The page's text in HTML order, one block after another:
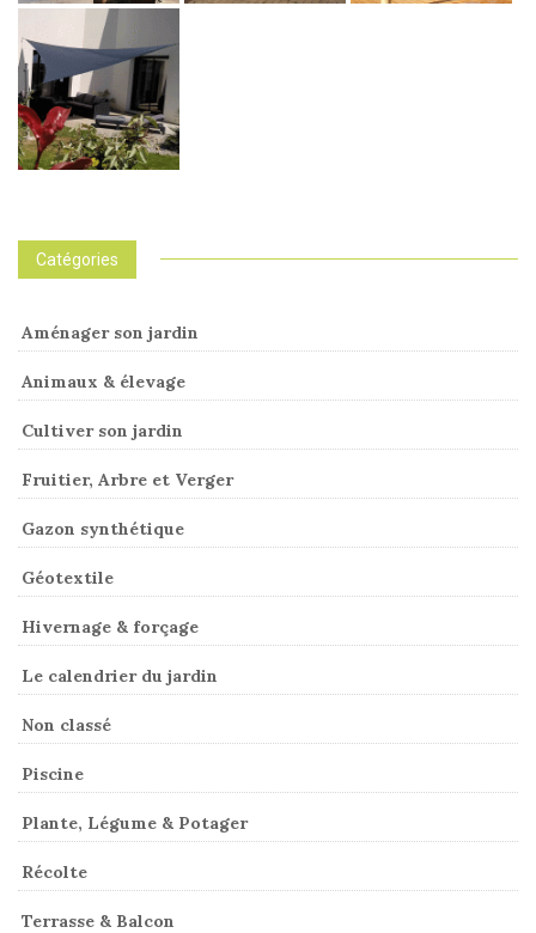
Catégories
Aménager son jardin
Animaux & élevage
Cultiver son jardin
Fruitier, Arbre et Verger
Gazon synthétique
Géotextile
Hivernage & forçage
Le calendrier du jardin
Non classé
Piscine
Plante, Légume & Potager
Récolte
Terrasse & Balcon